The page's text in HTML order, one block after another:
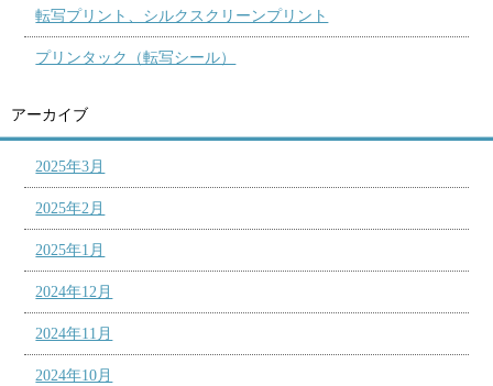
転写プリント、シルクスクリーンプリント
プリンタック（転写シール）
アーカイブ
2025年3月
2025年2月
2025年1月
2024年12月
2024年11月
2024年10月